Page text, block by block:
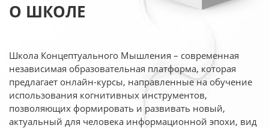
О ШКОЛЕ
Школа Концептуального Мышления – современная
независимая образовательная платформа, которая
предлагает онлайн-курсы, направленные на обучение
использования когнитивных инструментов,
позволяющих формировать и развивать новый,
актуальный для человека информационной эпохи, вид